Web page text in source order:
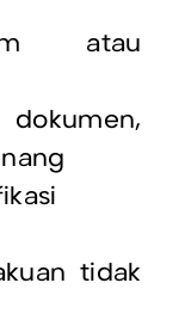
atau
dokumen,
tidak